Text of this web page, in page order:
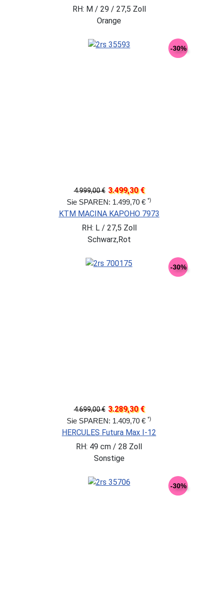
RH: M / 29 / 27,5 Zoll
Orange
-30%
4.999,00 € 3.499,30 €
Sie SPAREN: 1.499,70 € *)
KTM MACINA KAPOHO 7973
RH: L / 27,5 Zoll
Schwarz,Rot
-30%
4.699,00 € 3.289,30 €
Sie SPAREN: 1.409,70 € *)
HERCULES Futura Max I-12
RH: 49 cm / 28 Zoll
Sonstige
-30%